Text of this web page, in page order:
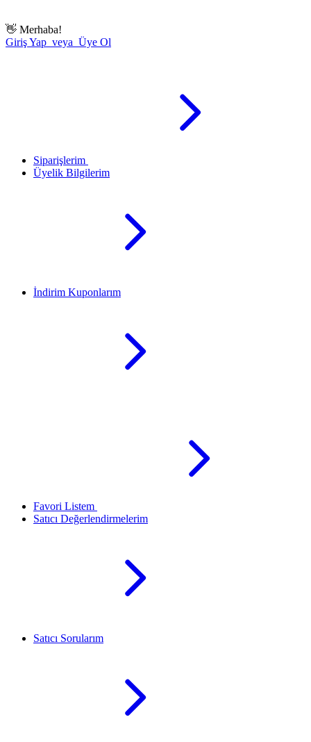
👋 Merhaba!
Giriş Yap veya Üye Ol
Siparişlerim
Üyelik Bilgilerim
İndirim Kuponlarım
Favori Listem
Satıcı Değerlendirmelerim
Satıcı Sorularım